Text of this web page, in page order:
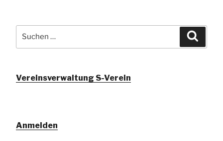
nach:
Vereinsverwaltung S-Verein
Anmelden